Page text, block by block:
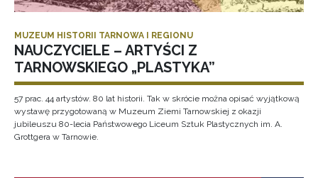
MUZEUM HISTORII TARNOWA I REGIONU
NAUCZYCIELE – ARTYŚCI Z
TARNOWSKIEGO „PLASTYKA”
57 prac. 44 artystów. 80 lat historii. Tak w skrócie można opisać wyjątkową
wystawę przygotowaną w Muzeum Ziemi Tarnowskiej z okazji
jubileuszu 80-lecia Państwowego Liceum Sztuk Plastycznych im. A.
Grottgera w Tarnowie.